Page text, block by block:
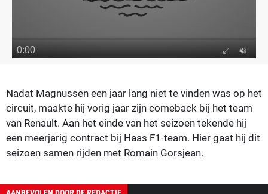
Nadat Magnussen een jaar lang niet te vinden was op het
circuit, maakte hij vorig jaar zijn comeback bij het team
van Renault. Aan het einde van het seizoen tekende hij
een meerjarig contract bij Haas F1-team. Hier gaat hij dit
seizoen samen rijden met Romain Gorsjean.